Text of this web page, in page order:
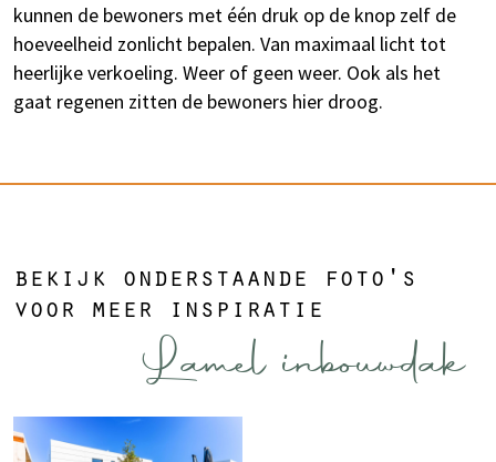
kunnen de bewoners met één druk op de knop zelf de
hoeveelheid zonlicht bepalen. Van maximaal licht tot
heerlijke verkoeling. Weer of geen weer. Ook als het
gaat regenen zitten de bewoners hier droog.
bekijk onderstaande foto's
voor meer inspiratie
Lamel inbouwdak